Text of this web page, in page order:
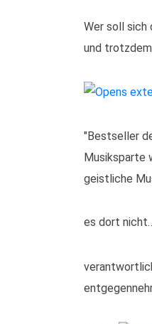
Wer soll sich
und
"Bestseller
Musiksparte
geistliche
es dort